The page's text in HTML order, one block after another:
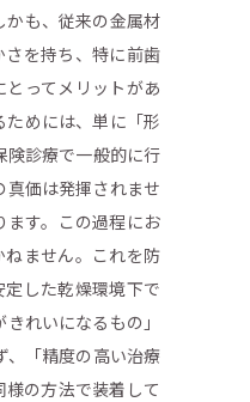
かも、従来の金属材
を持ち、特に前歯
ってメリットがあ
ためには、単に「形
険診療で一般的に行
価は発揮されませ
ます。この過程にお
ません。これを防
した乾燥環境下で
れいになるもの」
、「精度の高い治療
の方法で装着して